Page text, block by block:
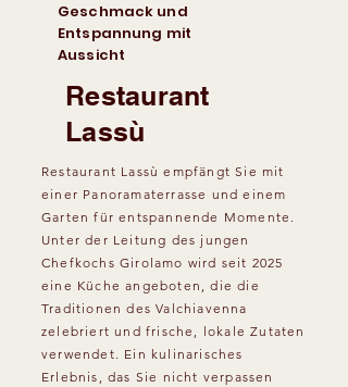
Geschmack und
Entspannung mit
Aussicht
Restaurant
Lassù
Restaurant Lassù empfängt Sie mit
einer Panoramaterrasse und einem
Garten für entspannende Momente.
Unter der Leitung des jungen
Chefkochs Girolamo wird seit 2025
eine Küche angeboten, die die
Traditionen des Valchiavenna
zelebriert und frische, lokale Zutaten
verwendet. Ein kulinarisches
Erlebnis, das Sie nicht verpassen